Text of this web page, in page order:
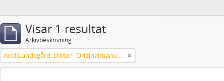
Visar 1 resultat
Arkivbeskrivning
Axel Lundegård: Dikter : Originalmanuskript